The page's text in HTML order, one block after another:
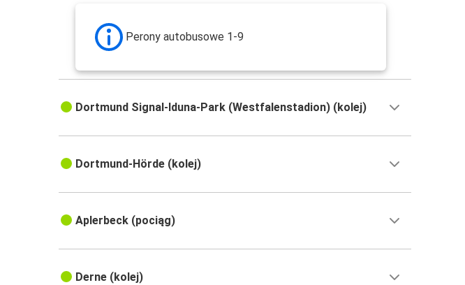
Perony autobusowe 1-9
Dortmund Signal-Iduna-Park (Westfalenstadion) (kolej)
Dortmund-Hörde (kolej)
Aplerbeck (pociąg)
Derne (kolej)